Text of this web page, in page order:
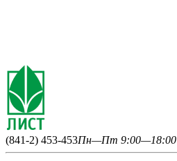
(841-2) 453-453Пн—Пт 9:00—18:00